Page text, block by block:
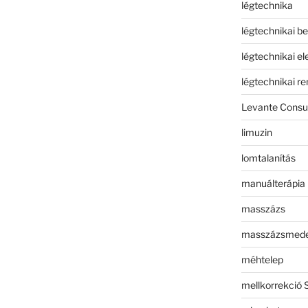
légtechnika
légtechnikai
légtechnikai
légtechnikai
Levante
limuzin
lomtalanítás
manuálterápia
masszázs
méhtelep
mellkorrekció